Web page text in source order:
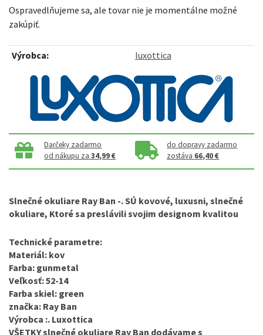
Ospravedlňujeme sa, ale tovar nie je momentálne možné
zakúpiť.
Výrobca: luxottica
Darčeky zadarmo
od nákupu za34,99 €
do dopravy zadarmo
zostáva 66,40 €
Slnečné okuliare Ray Ban -. SÚ kovové, luxusni, slnečné
okuliare, Ktoré sa preslávili svojim designom kvalitou
Technické parametre:
Materiál: kov
Farba: gunmetal
Veľkosť: 52-14
Farba skiel: green
značka: Ray Ban
Výrobca :. Luxottica
VŠETKY slnečné okuliare Ray Ban dodávame s